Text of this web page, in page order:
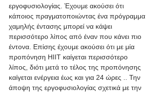
εργοφυσιολογίας. Έχουμε ακούσει ότι
κάποιος πραγματοποιώντας ένα πρόγραμμα
χαμηλής έντασης μπορεί να κάψει
περισσότερο λίπος από έναν που κάνει πιο
έντονα. Επίσης έχουμε ακούσει ότι με μία
προπόνηση HIIT καίγεται περισσότερο
λίπος, διότι μετά το τέλος της προπόνησης
καίγεται ενέργεια έως και για 24 ώρες .. Την
άποψη της εργοφυσιολογίας σχετικά με την